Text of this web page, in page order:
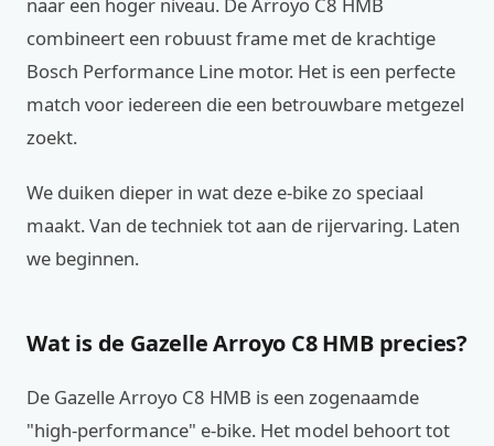
combineert een robuust frame met de krachtige
Bosch Performance Line motor. Het is een perfecte
match voor iedereen die een betrouwbare metgezel
zoekt.
We duiken dieper in wat deze e-bike zo speciaal
maakt. Van de techniek tot aan de rijervaring. Laten
we beginnen.
Wat is de Gazelle Arroyo C8 HMB precies?
De Gazelle Arroyo C8 HMB is een zogenaamde
"high-performance" e-bike. Het model behoort tot